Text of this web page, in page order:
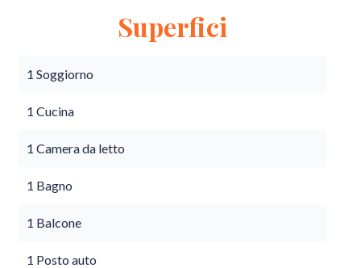
Superfici
1 Soggiorno
1 Cucina
1 Camera da letto
1 Bagno
1 Balcone
1 Posto auto